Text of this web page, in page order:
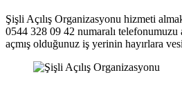
Şişli Açılış Organizasyonu hizmeti
0544 328 09 42 numaralı
açmış olduğunuz iş yerinin hayırlara